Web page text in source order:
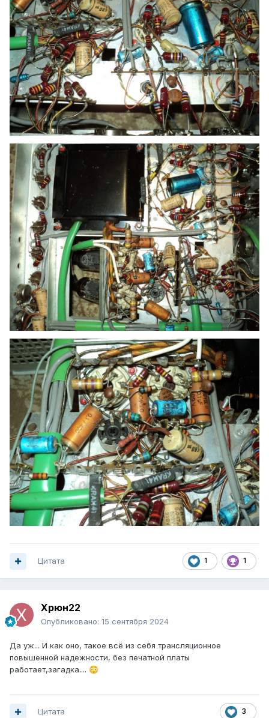
1 1
Цитата
Xpюн22
Опубликовано: 15 сентября 2024
Да уж... И как оно, такое всё из себя трансляционное
повышенной надежности, без печатной платы
работает,загадка.... 😳
3
Цитата